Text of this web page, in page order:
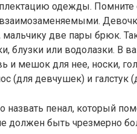
одежды. Помните
две пары брюк.
блузки или водолазки. В
и мешок для нее, носки,
(для девчушек) и галстук
назвать пенал, который
должен быть чрезмерно